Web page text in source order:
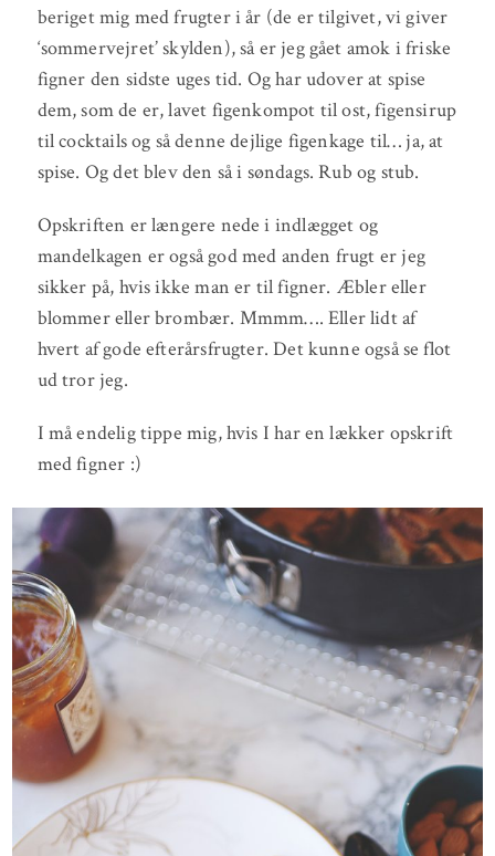
beriget mig med frugter i år (de er tilgivet, vi giver
‘sommervejret’ skylden), så er jeg gået amok i friske
figner den sidste uges tid. Og har udover at spise
dem, som de er, lavet figenkompot til ost, figensirup
til cocktails og så denne dejlige figenkage til… ja, at
spise. Og det blev den så i søndags. Rub og stub.
Opskriften er længere nede i indlægget og
mandelkagen er også god med anden frugt er jeg
sikker på, hvis ikke man er til figner. Æbler eller
blommer eller brombær. Mmmm…. Eller lidt af
hvert af gode efterårsfrugter. Det kunne også se flot
ud tror jeg.
I må endelig tippe mig, hvis I har en lækker opskrift
med figner :)